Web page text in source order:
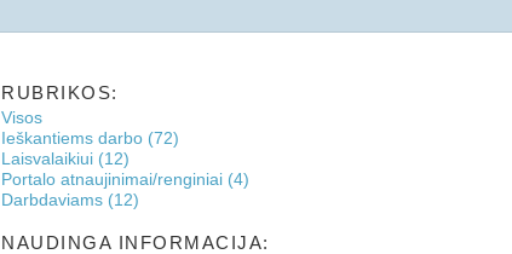
RUBRIKOS:
Visos
Ieškantiems darbo (72)
Laisvalaikiui (12)
Portalo atnaujinimai/renginiai (4)
Darbdaviams (12)
NAUDINGA INFORMACIJA: